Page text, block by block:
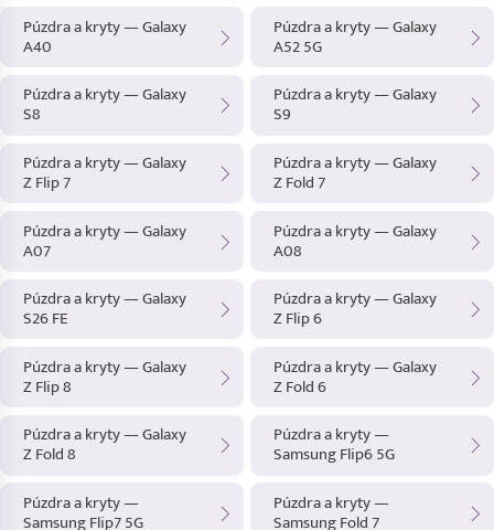
Púzdra a kryty — Galaxy
A40
Púzdra a kryty — Galaxy
A52 5G
Púzdra a kryty — Galaxy
S8
Púzdra a kryty — Galaxy
S9
Púzdra a kryty — Galaxy
Z Flip 7
Púzdra a kryty — Galaxy
Z Fold 7
Púzdra a kryty — Galaxy
A07
Púzdra a kryty — Galaxy
A08
Púzdra a kryty — Galaxy
S26 FE
Púzdra a kryty — Galaxy
Z Flip 6
Púzdra a kryty — Galaxy
Z Flip 8
Púzdra a kryty — Galaxy
Z Fold 6
Púzdra a kryty — Galaxy
Z Fold 8
Púzdra a kryty —
Samsung Flip6 5G
Púzdra a kryty —
Samsung Flip7 5G
Púzdra a kryty —
Samsung Fold 7